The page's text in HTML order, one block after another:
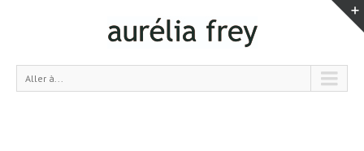
Aller à...